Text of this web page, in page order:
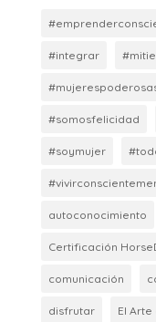
#integrar
#somosfelicidad
#soymujer
autoconocimiento
Certificación
comunicación
disfrutar El